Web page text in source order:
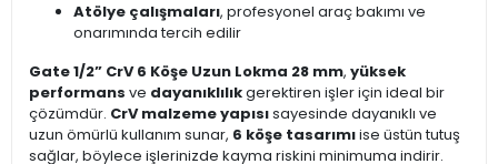
Atölye çalışmaları, profesyonel araç bakımı ve
onarımında tercih edilir
Gate 1/2” CrV 6 Köşe Uzun Lokma 28 mm, yüksek
performans ve dayanıklılıkgerektiren işler için ideal bir
çözümdür. CrV malzeme yapısısayesinde dayanıklı ve
uzun ömürlü kullanım sunar, 6 köşe tasarımıise üstün tutuş
sağlar, böylece işlerinizde kayma riskini minimuma indirir.